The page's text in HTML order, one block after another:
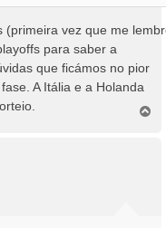
(primeira vez que me
para saber a
que ficámos no pior
A Itália e a Holanda